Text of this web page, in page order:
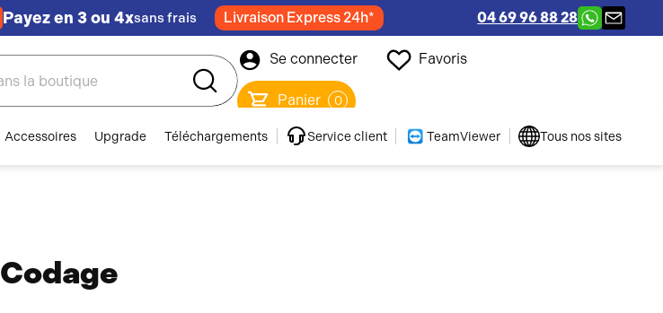
Payez en 3 ou 4xsans frais Livraison Express 24h* 04 69 96 88 28
Se connecter Favoris
Panier 0
Accessoires Upgrade TeamViewer
Téléchargements Service client Tous nos sites
Codage